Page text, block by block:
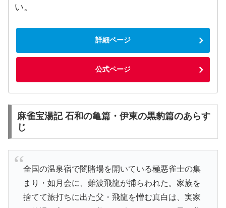
い。
詳細ページ
公式ページ
麻雀宝湯記 石和の亀篇・伊東の黒豹篇のあらす
じ
全国の温泉宿で闇賭場を開いている極悪雀士の集
まり・如月会に、難波飛龍が捕らわれた。家族を
捨てて旅打ちに出た父・飛龍を憎む真白は、実家